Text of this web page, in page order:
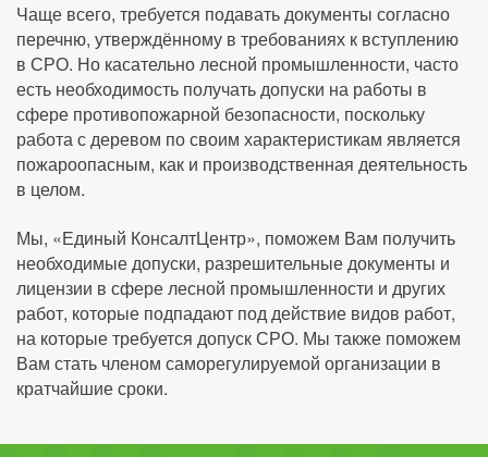
Чаще всего, требуется подавать документы согласно
перечню, утверждённому в требованиях к вступлению
в СРО. Но касательно лесной промышленности, часто
есть необходимость получать допуски на работы в
сфере противопожарной безопасности, поскольку
работа с деревом по своим характеристикам является
пожароопасным, как и производственная деятельность
в целом.
Мы, «Единый КонсалтЦентр», поможем Вам получить
необходимые допуски, разрешительные документы и
лицензии в сфере лесной промышленности и других
работ, которые подпадают под действие видов работ,
на которые требуется допуск СРО. Мы также поможем
Вам стать членом саморегулируемой организации в
кратчайшие сроки.